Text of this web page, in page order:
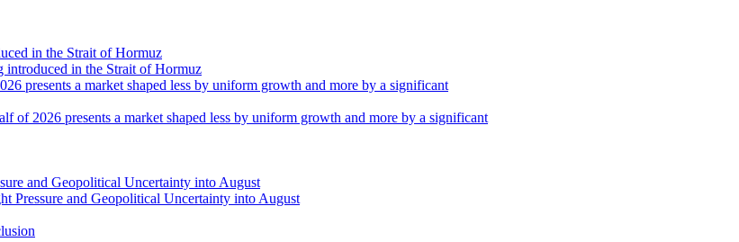
introduced in the Strait of Hormuz
of 2026 presents a market shaped less by uniform growth and more by a significant
Pressure and Geopolitical Uncertainty into August